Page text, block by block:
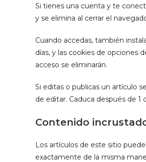
Si tienes una cuenta y te
y se elimina al cerrar el
Cuando accedas, también
días, y las cookies de opciones
acceso se eliminarán.
Si editas o publicas un artículo
de editar. Caduca después de 1
Contenido
Los artículos de este sitio
exactamente de la misma